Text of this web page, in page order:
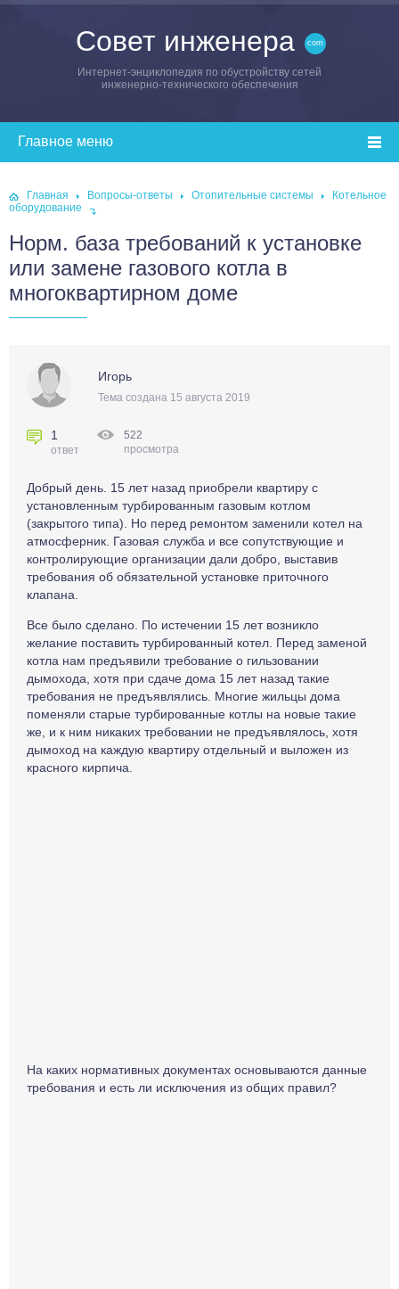
Совет инженера
Интернет-энциклопедия по обустройству сетей
инженерно-технического обеспечения
Главная Вопросы-ответы Отопительные системы
Котельное
оборудование
Норм. база требований к установке
или замене газового котла в
многоквартирном доме
Игорь
Тема создана 15 августа 2019
1
ответ
522
просмотра
Добрый день. 15 лет назад приобрели квартиру с
установленным турбированным газовым котлом
(закрытого типа). Но перед ремонтом заменили котел на
атмосферник. Газовая служба и все сопутствующие и
контролирующие организации дали добро, выставив
требования об обязательной установке приточного
клапана.
Все было сделано. По истечении 15 лет возникло
желание поставить турбированный котел. Перед заменой
котла нам предъявили требование о гильзовании
дымохода, хотя при сдаче дома 15 лет назад такие
требования не предъявлялись. Многие жильцы дома
поменяли старые турбированные котлы на новые такие
же, и к ним никаких требовании не предъявлялось, хотя
дымоход на каждую квартиру отдельный и выложен из
красного кирпича.
На каких нормативных документах основываются данные
требования и есть ли исключения из общих правил?